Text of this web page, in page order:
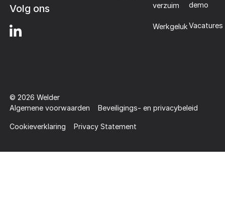
Volg ons
verzuim
Werkgeluk
demo
Vacatures
© 2026 Welder
Algemene voorwaarden
Beveiligings- en privacybeleid
Cookieverklaring Privacy Statement